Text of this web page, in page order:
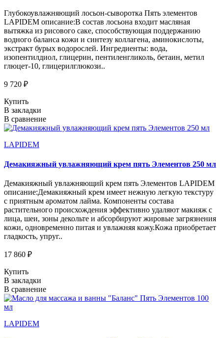
Глубокоувлажняющий лосьон-сыворотка Пять элементов
LAPIDEM описание:В состав лосьона входит масляная
вытяжка из рисового саке, способствующая поддержанию
водного баланса кожи и синтезу коллагена, аминокислоты,
экстракт бурых водорослей. Ингредиенты: вода,
изопентилдиол, глицерин, пентиленгликоль, бетаин, метил
глюцет-10, глицерилглюкози..
9 720 ₽
Купить
В закладки
В сравнение
LAPIDEM
Демакияжный увлажняющий крем пять Элементов 250 мл
Демакияжный увлажняющий крем пять Элементов LAPIDEM
описание:Демакияжный крем имеет нежную легкую текстуру
с приятным ароматом лайма. Компоненты состава
растительного происхождения эффективно удаляют макияж с
лица, шеи, зоны декольте и абсорбируют жировые загрязнения
кожи, одновременно питая и увлажняя кожу.Кожа приобретает
гладкость, упруг..
17 860 ₽
Купить
В закладки
В сравнение
LAPIDEM